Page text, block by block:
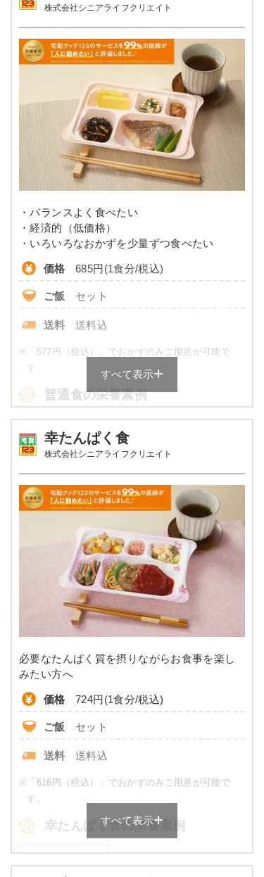
株式会社シニアライフクリエイト
・バランスよく食べたい
・経済的（低価格）
・いろいろなおかずを少量ずつ食べたい
価格 685円(1食分/税込)
ご飯 セット
送料 送料込
※ 「577円（税込）」でおかずのみご用意が可能で
す。
普通食の栄養素例
5品～6品
カロリー 430～600 kcal
塩分 3.0以下
-
糖質 -
リン -
カリウム -
コレステロール -
※カロリーは目安の数値であるため、メニューによっ
て異なる場合がございます。 ごはんセットでの栄養
価です。
普通食のメニュー例
オクラのお浸し
ひじきの煮物
厚焼き玉子（関東風）
ほうれん草白和え
すべて表示
幸たんぱく食
株式会社シニアライフクリエイト
必要なたんぱく質を摂りながらお食事を楽し
みたい方へ
価格 724円(1食分/税込)
ご飯 セット
送料 送料込
※ 「616円（税込）」でおかずのみご用意が可能で
す。
幸たんぱく食の栄養素例
すべて表示